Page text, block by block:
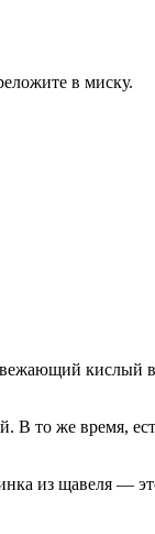
в миску.
кислый
В то же время,
из щавеля —